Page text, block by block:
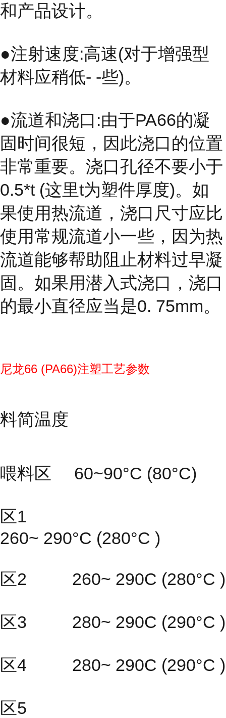
和产品设计。
●注射速度:高速(对于增强型
材料应稍低- -些)。
●流道和浇口:由于PA66的凝
固时间很短，因此浇口的位置
非常重要。浇口孔径不要小于
0.5*t (这里t为塑件厚度)。如
果使用热流道，浇口尺寸应比
使用常规流道小一些，因为热
流道能够帮助阻止材料过早凝
固。如果用潜入式浇口，浇口
的最小直径应当是0. 75mm。
尼龙66 (PA66)注塑工艺参数
料简温度
喂料区 60~90°C (80°C)
区1
260~ 290°C (280°C )
区2 260~ 290C (280°C )
区3 280~ 290C (290°C )
区4 280~ 290C (290°C )
区5